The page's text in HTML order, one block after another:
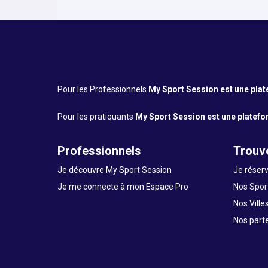
Pour les Professionnels My Sport Session est une
Pour les pratiquants My Sport Session est une
Professionnels
Je découvre My Sport Session
Je me connecte à mon Espace Pro
Je
Nos
Nos Villes
Nos